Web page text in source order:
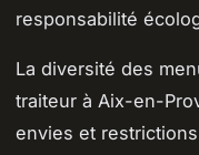
responsabilité
La diversité des
traiteur à Aix-en-
envies et